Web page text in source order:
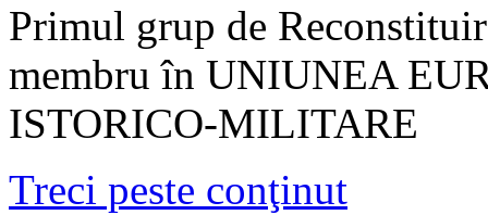
Primul grup de
membru în UNIUNEA
ISTORICO-MILITARE
Treci peste conţinut